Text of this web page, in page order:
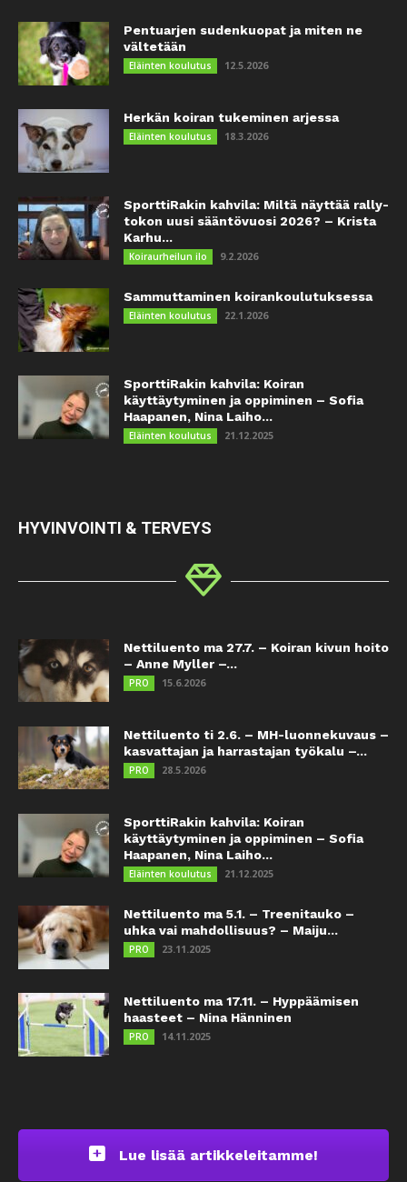
Pentuarjen sudenkuopat ja miten ne
vältetään
Eläinten koulutus 12.5.2026
Herkän koiran tukeminen arjessa
Eläinten koulutus 18.3.2026
SporttiRakin kahvila: Miltä näyttää rally-
tokon uusi sääntövuosi 2026? – Krista
Karhu...
Koiraurheilun ilo 9.2.2026
Sammuttaminen koirankoulutuksessa
Eläinten koulutus 22.1.2026
SporttiRakin kahvila: Koiran
käyttäytyminen ja oppiminen – Sofia
Haapanen, Nina Laiho...
Eläinten koulutus 21.12.2025
HYVINVOINTI & TERVEYS
Nettiluento ma 27.7. – Koiran kivun hoito
– Anne Myller –...
PRO 15.6.2026
Nettiluento ti 2.6. – MH-luonnekuvaus –
kasvattajan ja harrastajan työkalu –...
PRO 28.5.2026
SporttiRakin kahvila: Koiran
käyttäytyminen ja oppiminen – Sofia
Haapanen, Nina Laiho...
Eläinten koulutus 21.12.2025
Nettiluento ma 5.1. – Treenitauko –
uhka vai mahdollisuus? – Maiju...
PRO 23.11.2025
Nettiluento ma 17.11. – Hyppäämisen
haasteet – Nina Hänninen
PRO 14.11.2025
Lue lisää artikkeleitamme!